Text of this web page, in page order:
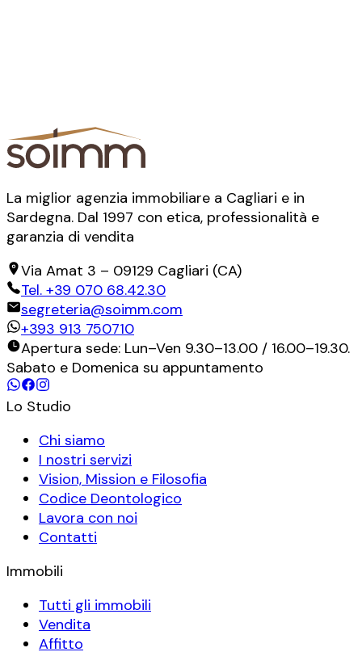
La miglior agenzia immobiliare a Cagliari e in
Sardegna. Dal 1997 con etica, professionalità e
garanzia di vendita
Via Amat 3 – 09129 Cagliari (CA)
Tel. +39 070 68.42.30
segreteria@soimm.com
+393 913 750710
Apertura sede: Lun–Ven 9.30–13.00 / 16.00–19.30.
Sabato e Domenica su appuntamento
Lo Studio
Chi siamo
I nostri servizi
Vision, Mission e Filosofia
Codice Deontologico
Lavora con noi
Contatti
Immobili
Tutti gli immobili
Vendita
Affitto